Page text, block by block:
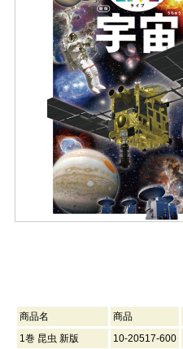
商品名 商品
1巻 昆虫 新版
10-20517-600